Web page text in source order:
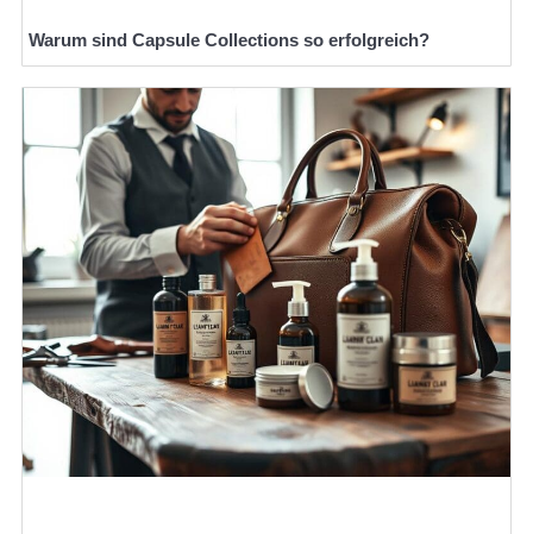
Warum sind Capsule Collections so erfolgreich?